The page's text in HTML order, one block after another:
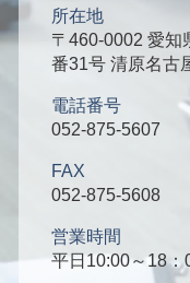
所在地
〒460-0002 愛知
番31号 清原名古
電話番号
052-875-5607
FAX
052-875-5608
営業時間
平日10:00～18